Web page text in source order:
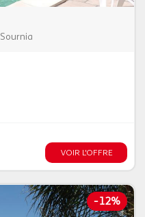
Sournia
VOIR L'OFFRE
-12%